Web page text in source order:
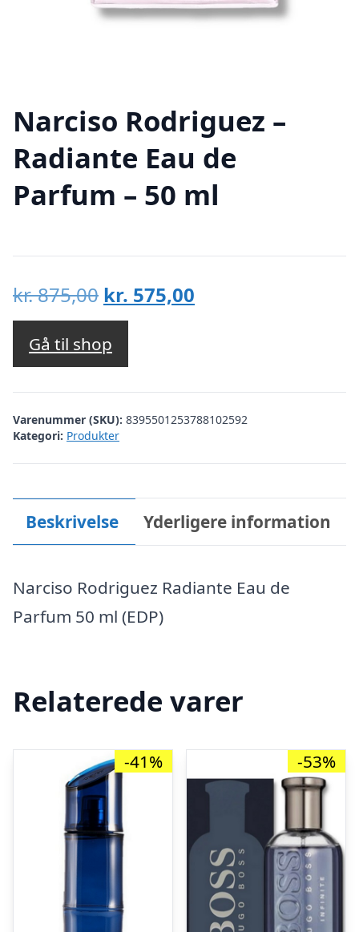
Narciso Rodriguez –
Radiante Eau de
Parfum – 50 ml
kr.875,00 Den
oprindelige
pris
var:
kr. 875,00.
kr. 575,00
kr. 575,00.
Gå til shop
Varenummer (SKU): 8395501253788102592
Kategori: Produkter
Beskrivelse Yderligere information
Narciso Rodriguez Radiante Eau de
Parfum 50 ml (EDP)
Relaterede varer
-41% -53%